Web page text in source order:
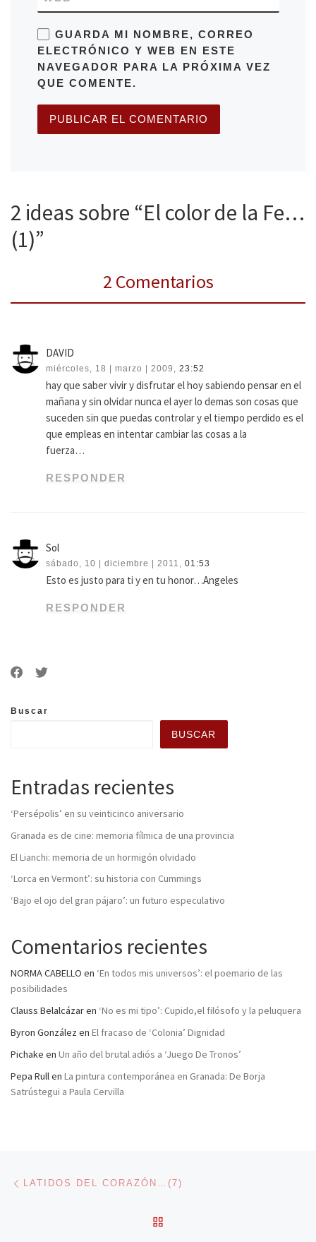
GUARDA MI NOMBRE, CORREO
ELECTRÓNICO Y WEB EN ESTE
NAVEGADOR PARA LA PRÓXIMA VEZ
QUE COMENTE.
2 ideas sobre “El color de la Fe…
(1)”
2 Comentarios
DAVID
miércoles, 18 | marzo | 2009, 23:52
hay que saber vivir y disfrutar el hoy sabiendo pensar en el
mañana y sin olvidar nunca el ayer lo demas son cosas que
suceden sin que puedas controlar y el tiempo perdido es el
que empleas en intentar cambiar las cosas a la
fuerza…
RESPONDER
Sol
sábado, 10 | diciembre | 2011, 01:53
Esto es justo para ti y en tu honor…Angeles
RESPONDER
Buscar
BUSCAR
Entradas recientes
‘Persépolis’ en su veinticinco aniversario
Granada es de cine: memoria fílmica de una provincia
El Lianchi: memoria de un hormigón olvidado
‘Lorca en Vermont’: su historia con Cummings
‘Bajo el ojo del gran pájaro’: un futuro especulativo
Comentarios recientes
NORMA CABELLO en ‘En todos mis universos’: el poemario de las
posibilidades
Clauss Belalcázaren ‘No es mi tipo’: Cupido,el filósofo y la peluquera
Byron González en El fracaso de ‘Colonia’ Dignidad
Pichake en Un año del brutal adiós a ‘Juego De Tronos’
Pepa Rullen La pintura contemporánea en Granada: De Borja
Satrústegui a Paula Cervilla
Navegación de entradas
LATIDOS DEL CORAZÓN…(7)